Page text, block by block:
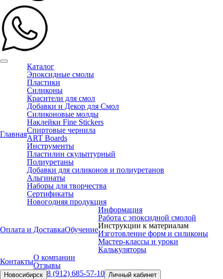
Главная
Каталог
Эпоксидные смолы
Пластики
Силиконы
Красители для смол
Добавки и Декор для Смол
Силиконовые молды
Наклейки Fine Stickers
Спиртовые чернила
ART Boards
Инструменты
Пластилин скульптурный
Полиуретаны
Добавки для силиконов и полиуретанов
Альгинаты
Наборы для творчества
Сертификаты
Новогодняя продукция
Оплата и ДоставкаОбучение
Информация
Работа с эпоксидной смолой
Инструкции к материалам
Изготовление форм и силиконы
Мастер-классы и уроки
Калькуляторы
КонтактыО компании
Отзывы
Новосибирск 8 (912) 685-57-10 Личный кабинет